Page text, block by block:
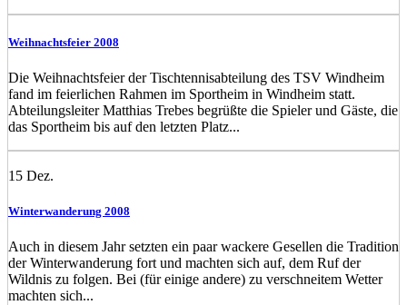
Weihnachtsfeier 2008
Die Weihnachtsfeier der Tischtennisabteilung des TSV Windheim
fand im feierlichen Rahmen im Sportheim in Windheim statt.
Abteilungsleiter Matthias Trebes begrüßte die Spieler und Gäste, die
das Sportheim bis auf den letzten Platz...
15 Dez.
Winterwanderung 2008
Auch in diesem Jahr setzten ein paar wackere Gesellen die Tradition
der Winterwanderung fort und machten sich auf, dem Ruf der
Wildnis zu folgen. Bei (für einige andere) zu verschneitem Wetter
machten sich...